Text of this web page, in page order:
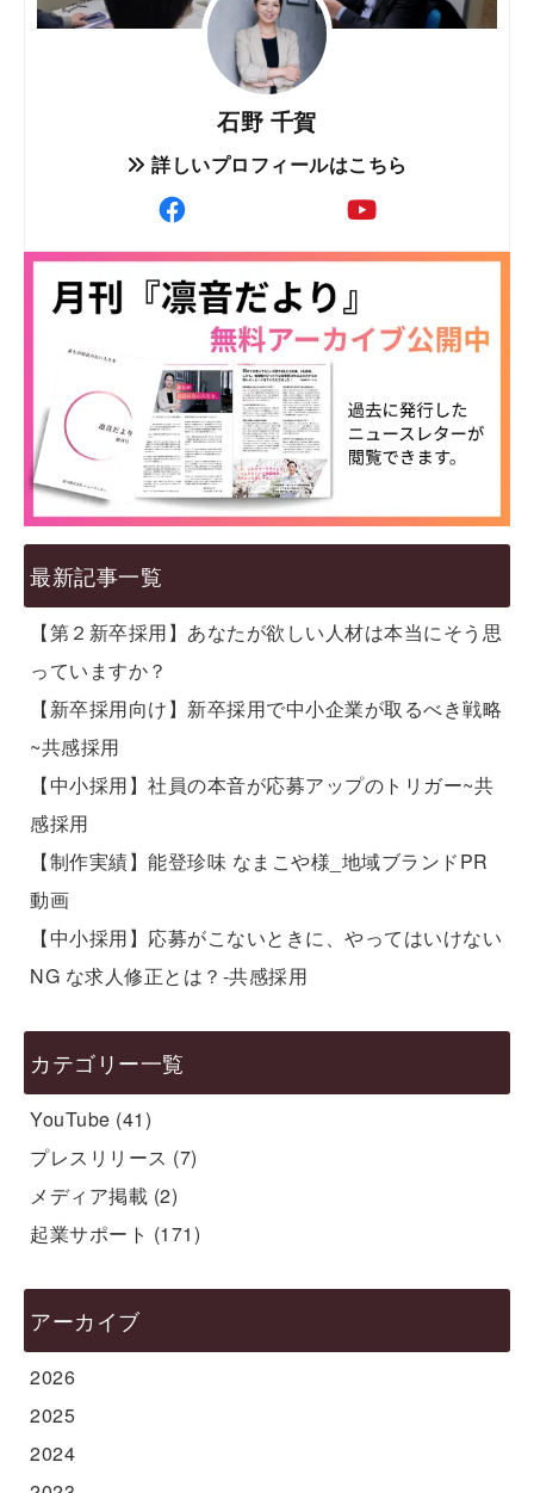
石野 千賀
詳しいプロフィールはこちら
最新記事一覧
【第２新卒採用】あなたが欲しい人材は本当にそう思
っていますか？
【新卒採用向け】新卒採用で中小企業が取るべき戦略
~共感採用
【中小採用】社員の本音が応募アップのトリガー~共
感採用
【制作実績】能登珍味 なまこや様_地域ブランドPR
動画
【中小採用】応募がこないときに、やってはいけない
NG な求人修正とは？-共感採用
カテゴリー一覧
YouTube (41)
プレスリリース (7)
メディア掲載 (2)
起業サポート (171)
アーカイブ
2026
2025
2024